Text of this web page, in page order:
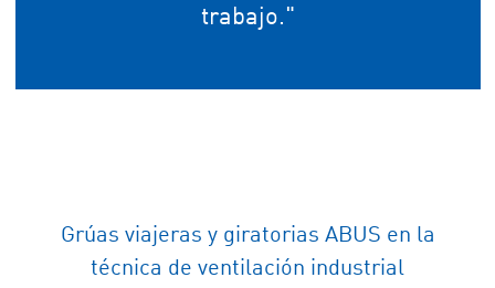
trabajo."
Grúas viajeras y giratorias ABUS en la
técnica de ventilación industrial